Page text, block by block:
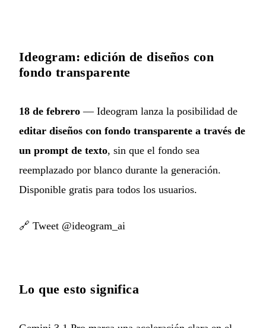
Ideogram: edición de diseños con
fondo transparente
18 de febrero — Ideogram lanza la posibilidad de
editar diseños con fondo transparente a través de
un prompt de texto, sin que el fondo sea
reemplazado por blanco durante la generación.
Disponible gratis para todos los usuarios.
🔗 Tweet @ideogram_ai
Lo que esto significa